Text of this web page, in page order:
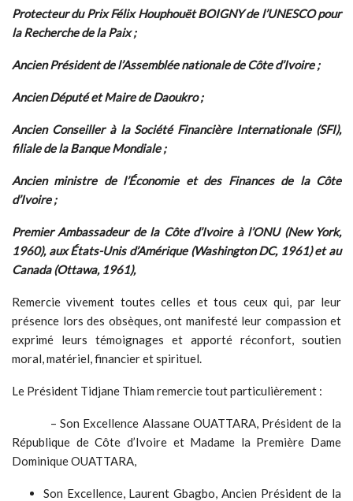
Protecteur du Prix Félix Houphouët BOIGNY de l’UNESCO pour
la Recherche de la Paix ;
Ancien Président de l’Assemblée nationale de Côte d’Ivoire ;
Ancien Député et Maire de Daoukro ;
Ancien Conseiller à la Société Financière Internationale (SFI),
filiale de la Banque Mondiale ;
Ancien ministre de l’Économie et des Finances de la Côte
d’Ivoire ;
Premier Ambassadeur de la Côte d’Ivoire à l’ONU (New York,
1960), aux États-Unis d’Amérique (Washington DC, 1961) et au
Canada (Ottawa, 1961),
Remercie vivement toutes celles et tous ceux qui, par leur
présence lors des obsèques, ont manifesté leur compassion et
exprimé leurs témoignages et apporté réconfort, soutien
moral, matériel, financier et spirituel.
Le Président Tidjane Thiam remercie tout particulièrement :
– Son Excellence Alassane OUATTARA, Président de la
République de Côte d’Ivoire et Madame la Première Dame
Dominique OUATTARA,
Son Excellence, Laurent Gbagbo, Ancien Président de la